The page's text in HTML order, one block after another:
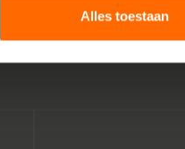
Alles toestaan
oranje tintje. En zie daar: